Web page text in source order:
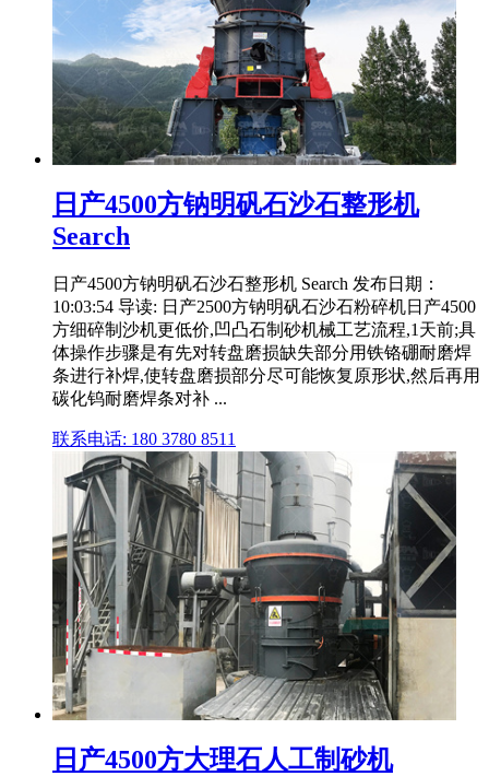
日产4500方钠明矾石沙石整形机
Search
日产4500方钠明矾石沙石整形机 Search 发布日期：
10:03:54 导读: 日产2500方钠明矾石沙石粉碎机日产4500
方细碎制沙机更低价,凹凸石制砂机械工艺流程,1天前;具
体操作步骤是有先对转盘磨损缺失部分用铁铬硼耐磨焊
条进行补焊,使转盘磨损部分尽可能恢复原形状,然后再用
碳化钨耐磨焊条对补 ...
联系电话: 180 3780 8511
日产4500方大理石人工制砂机